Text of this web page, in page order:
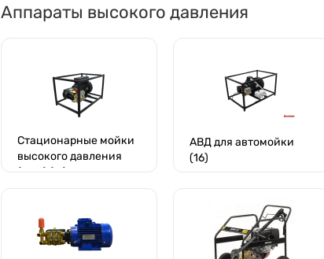
Аппараты высокого давления
Стационарные мойки
высокого давления
(АВД) (11)
АВД для автомойки
(16)